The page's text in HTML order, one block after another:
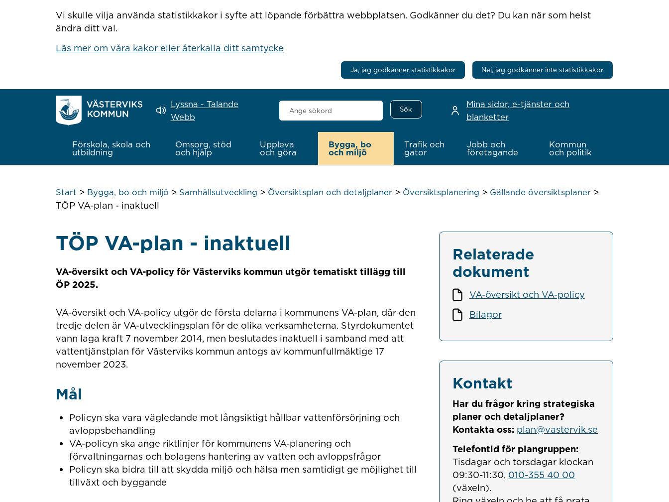
Vi skulle vilja använda statistikkakor i syfte att löpande förbättra webbplatsen. Godkänner du det? Du kan när som helst
ändra ditt val.
Läs mer om våra kakor eller återkalla ditt samtycke
Ja, jag godkänner statistikkakor Nej, jag godkänner inte statistikkakor
Lyssna - Talande
Webb
Sök
här
Mina sidor, e-tjänster och
blanketter
Förskola, skola och
utbildning
Omsorg, stöd
och hjälp
Uppleva
och göra
Bygga, bo
och miljö
Trafik och
gator
Jobb och
företagande
Kommun
och politik
Start > Bygga, bo och miljö > Samhällsutveckling > Översiktsplan och detaljplaner> Översiktsplanering > Gällande översiktsplaner>
TÖP VA-plan - inaktuell
TÖP VA-plan - inaktuell
VA-översikt och VA-policy för Västerviks kommun utgör tematiskt tillägg till
ÖP 2025.
VA-översikt och VA-policy utgör de första delarna i kommunens VA-plan, där den
tredje delen är VA-utvecklingsplan för de olika verksamheterna. Styrdokumentet
vann laga kraft 7 november 2014, men beslutades inaktuell i samband med att
vattentjänstplan för Västerviks kommun antogs av kommunfullmäktige 17
november 2023.
Mål
Policyn ska vara vägledande mot långsiktigt hållbar vattenförsörjning och
avloppsbehandling
VA-policyn ska ange riktlinjer för kommunens VA-planering och
förvaltningarnas och bolagens hantering av vatten och avloppsfrågor
Policyn ska bidra till att skydda miljö och hälsa men samtidigt ge möjlighet till
tillväxt och byggande
Relaterade
dokument
VA-översikt och VA-policy
Bilagor
Kontakt
Har du frågor kring strategiska
planer och detaljplaner?
Kontakta oss: plan@vastervik.se
Telefontid för plangruppen:
Tisdagar och torsdagar klockan
09:30-11:30, 010-355 40 00
(växeln).